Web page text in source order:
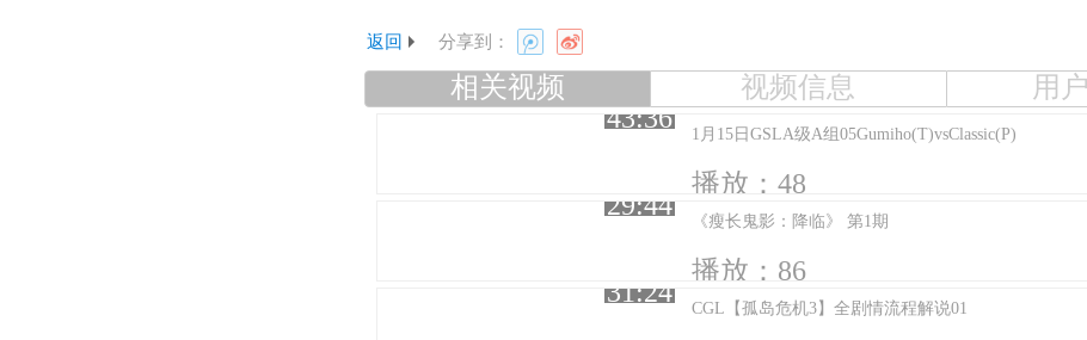
返回 分享到：
相关视频 视频信息
用
43:36
1月15日GSLA级A组05Gumiho(T)vsClassic(P)
播放：48
29:44
《瘦长鬼影：降临》 第1期
播放：86
31:24
CGL【孤岛危机3】全剧情流程解说01